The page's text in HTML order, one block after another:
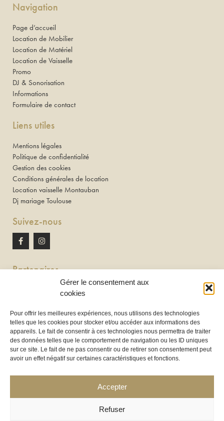
Gérer le consentement aux
cookies
Pour offrir les meilleures expériences, nous utilisons des technologies
telles que les cookies pour stocker et/ou accéder aux informations des
appareils. Le fait de consentir à ces technologies nous permettra de traiter
des données telles que le comportement de navigation ou les ID uniques
sur ce site. Le fait de ne pas consentir ou de retirer son consentement peut
avoir un effet négatif sur certaines caractéristiques et fonctions.
Accepter
Refuser
Navigation
Page d’accueil
Location de Mobilier
Location de Matériel
Location de Vaisselle
Promo
DJ & Sonorisation
Informations
Formulaire de contact
Liens utiles
Mentions légales
Politique de confidentialité
Gestion des cookies
Conditions générales de location
Location vaisselle Montauban
Dj mariage Toulouse
Suivez-nous
Partenaires
Newton discomobile
Location de tireuse à bière :
Les Frères Brasseurs à Aucamville